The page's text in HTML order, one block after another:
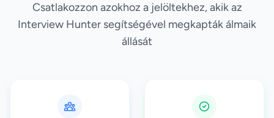
Csatlakozzon azokhoz a jelöltekhez, akik az
Interview Hunter segítségével megkapták álmaik
állását